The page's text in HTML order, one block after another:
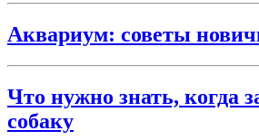
Аквариум: советы
Что нужно знать, когда
собаку